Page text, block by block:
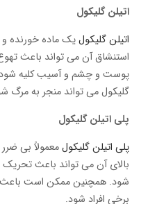
اتیلن گلیکول
اتیلن گلیکولیک ماده خورنده
استنشاق آن می تواند باعث
پوست و چشم و آسیب کلیه شود.
گلیکول می تواند منجر به مرگ
پلی اتیلن گلیکول
پلی اتیلن گلیکولمعمولاً بی
بالای آن می تواند باعث
شود. همچنین ممکن است باعث
برخی افراد شود.